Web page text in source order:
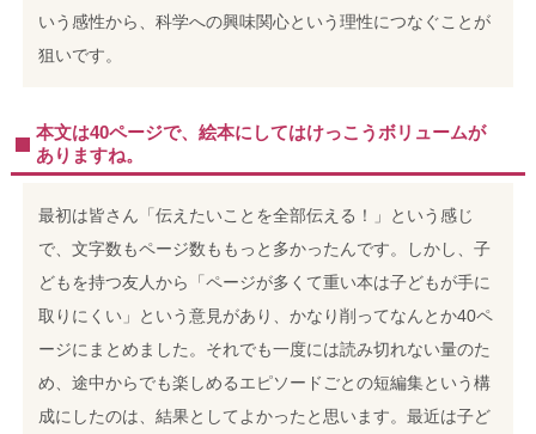
いう感性から、科学への興味関心という理性につなぐことが
狙いです。
本文は40ページで、絵本にしてはけっこうボリュームが
ありますね。
最初は皆さん「伝えたいことを全部伝える！」という感じ
で、文字数もページ数ももっと多かったんです。
しかし、子
どもを持つ友人から「ページが多くて重い本は子どもが手に
取りにくい」という意見があり、かなり削ってなんとか40ペ
ージにまとめました。それでも一度には読み切れない量のた
め、途中からでも楽しめるエピソードごとの短編集という構
成にしたのは、結果としてよかったと思います。 最近は子ど